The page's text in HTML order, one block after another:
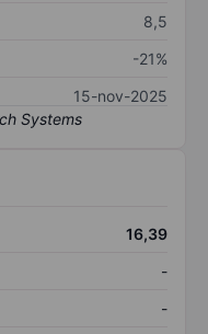
8,5
-21%
15-nov-2025
16,39
-
-